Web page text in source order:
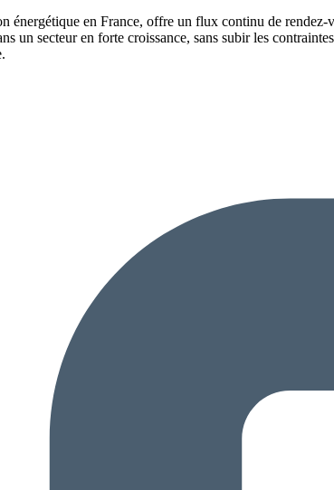
énergétique en France, offre un flux continu de
un secteur en forte croissance, sans subir les